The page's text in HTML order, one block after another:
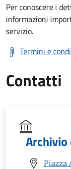
Per conoscere i
informazioni
servizio.
Termini e
Contatti
Piazza